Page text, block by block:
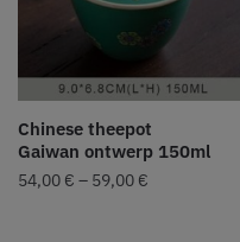
Chinese theepot
Gaiwan ontwerp 150ml
54,00 € – 59,00 €